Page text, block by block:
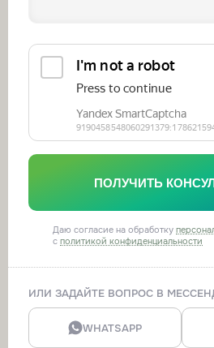
ПОЛУЧИТЬ
Даю согласие на обработку
с политикой конфиденциальности
ИЛИ ЗАДАЙТЕ ВОПРОС В
WHATSAPP